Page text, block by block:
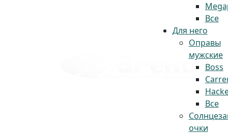
Все
Для него
Оправы
мужские
Boss
Все
очки